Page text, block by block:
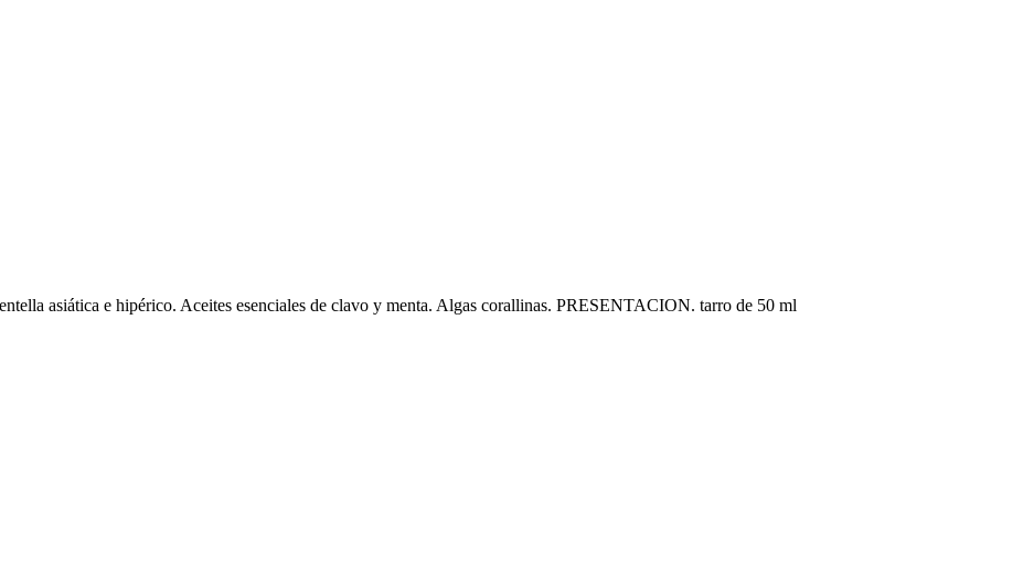
asiática e hipérico. Aceites esenciales de clavo y menta. Algas corallinas. PRESENTACION. tarro de 50 ml